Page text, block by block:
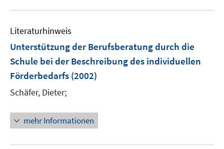
Literaturhinweis
Unterstützung der Berufsberatung durch die
Schule bei der Beschreibung des individuellen
Förderbedarfs (2002)
Schäfer, Dieter;
mehr Informationen